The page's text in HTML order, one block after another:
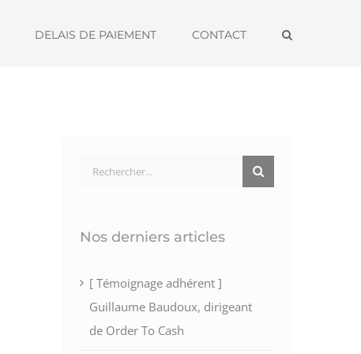
DELAIS DE PAIEMENT CONTACT
Rechercher:
Nos derniers articles
[ Témoignage adhérent ]
Guillaume Baudoux, dirigeant
de Order To Cash